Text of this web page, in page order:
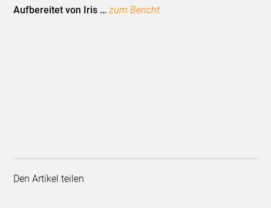
Aufbereitet von Iris …zum Bericht.
Den Artikel teilen